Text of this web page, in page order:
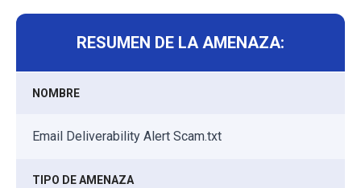
RESUMEN DE LA AMENAZA:
NOMBRE
Email Deliverability Alert Scam.txt
TIPO DE AMENAZA